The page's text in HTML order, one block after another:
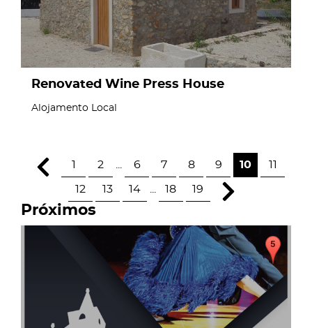
Renovated Wine Press House
Alojamento Local
1 2 6 7 8 9 10 11
12 13 14 18 19
Próximos